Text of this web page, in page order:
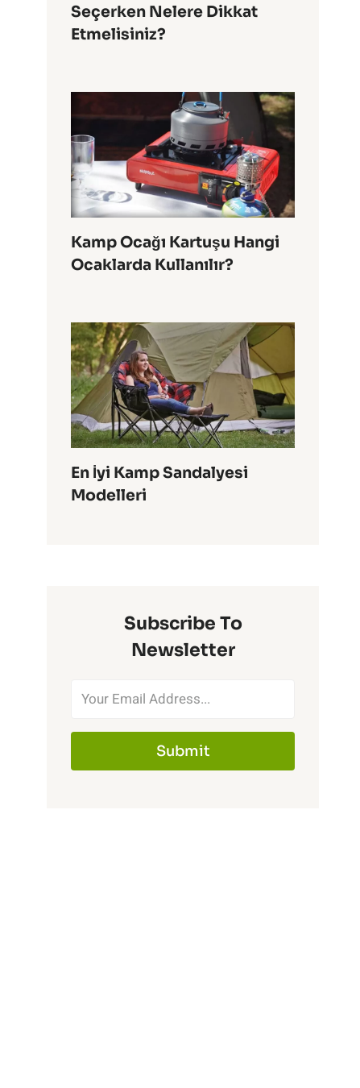
Seçerken Nelere Dikkat
Etmelisiniz?
Kamp Ocağı Kartuşu Hangi
Ocaklarda Kullanılır?
En İyi Kamp Sandalyesi
Modelleri
Subscribe To
Newsletter
Submit